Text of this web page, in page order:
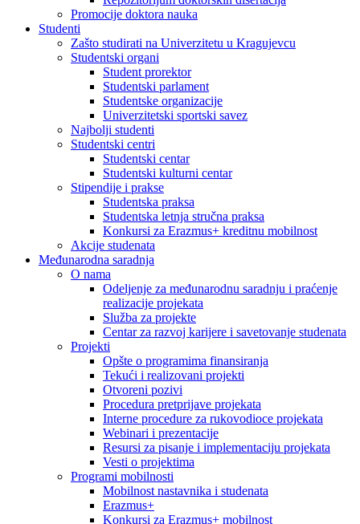
Promocije doktora nauka
Studenti
Zašto studirati na Univerzitetu u Kragujevcu
Studentski organi
Student prorektor
Studentski parlament
Studentske organizacije
Univerzitetski sportski savez
Najbolji studenti
Studentski centri
Studentski centar
Studentski kulturni centar
Stipendije i prakse
Studentska praksa
Studentska letnja stručna praksa
Konkursi za Erazmus+ kreditnu mobilnost
Akcije studenata
Međunarodna saradnja
O nama
Odeljenje za međunarodnu saradnju i praćenje
realizacije projekata
Služba za projekte
Centar za razvoj karijere i savetovanje studenata
Projekti
Opšte o programima finansiranja
Tekući i realizovani projekti
Otvoreni pozivi
Procedura pretprijave projekata
Interne procedure za rukovodioce projekata
Webinari i prezentacije
Resursi za pisanje i implementaciju projekata
Vesti o projektima
Programi mobilnosti
Mobilnost nastavnika i studenata
Erazmus+
Konkursi za Erazmus+ mobilnost